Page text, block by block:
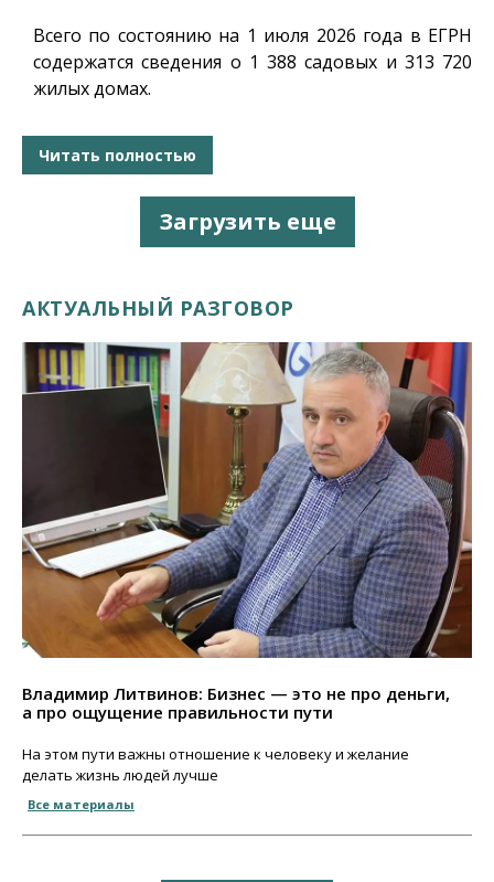
Всего по состоянию на 1 июля 2026 года в ЕГРН
содержатся сведения о 1 388 садовых и 313 720
жилых домах.
Читать полностью
Загрузить еще
АКТУАЛЬНЫЙ РАЗГОВОР
Владимир Литвинов: Бизнес — это не про деньги,
а про ощущение правильности пути
На этом пути важны отношение к человеку и желание
делать жизнь людей лучше
Все материалы